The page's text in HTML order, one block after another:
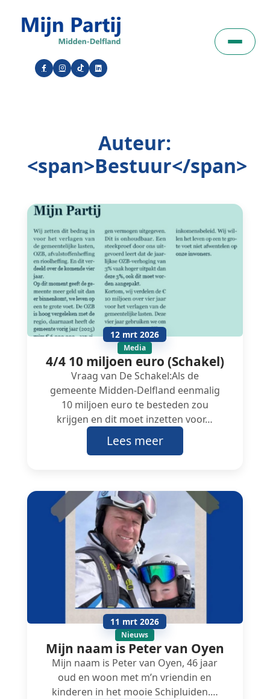
Auteur:
<span>Bestuur</span>
12 mrt 2026
Media
4/4 10 miljoen euro (Schakel)
Vraag van De Schakel:Als de
gemeente Midden-Delfland eenmalig
10 miljoen euro te besteden zou
krijgen en dit moet inzetten voor…
Lees meer
11 mrt 2026
Nieuws
Mijn naam is Peter van Oyen
Mijn naam is Peter van Oyen, 46 jaar
oud en woon met m’n vriendin en
kinderen in het mooie Schipluiden.…